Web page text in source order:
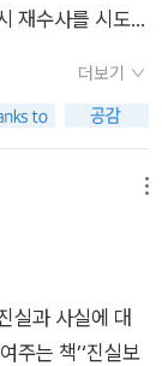
재수사를 시도하
준비하게 되지
난을 멈추지 않
를 주도하게 된
죄가 확실하지만
와 아버지도 다
대화를 하는 상황
더보기
주는 책’‘진실보